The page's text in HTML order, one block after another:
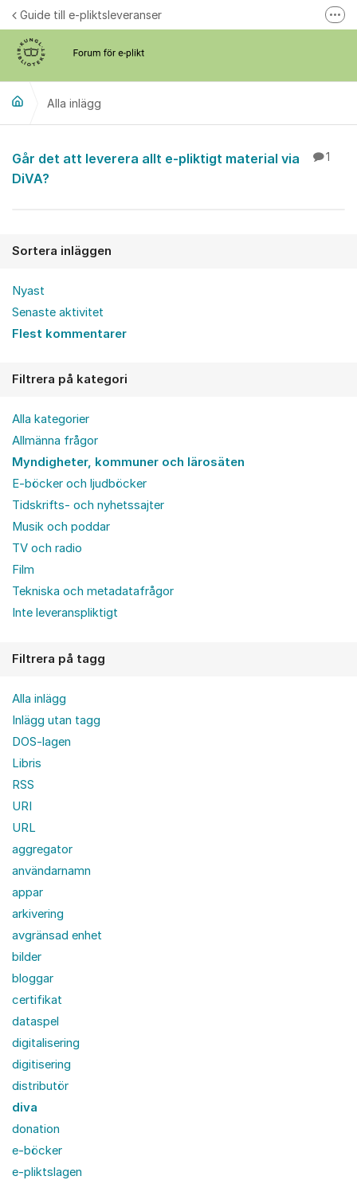
Hoppa till innehåll
Guide till e-pliktsleveranser
Alla inlägg
Alla inlägg
Går det att leverera allt e-pliktigt material via
DiVA?
1
Sortera inläggen
Nyast
Senaste aktivitet
Flest kommentarer
Filtrera på kategori
Alla kategorier
Allmänna frågor
Myndigheter, kommuner och lärosäten
E-böcker och ljudböcker
Tidskrifts- och nyhetssajter
Musik och poddar
TV och radio
Film
Tekniska och metadatafrågor
Inte leveranspliktigt
Filtrera på tagg
Alla inlägg
Inlägg utan tagg
DOS-lagen
Libris
RSS
URI
URL
aggregator
användarnamn
appar
arkivering
avgränsad enhet
bilder
bloggar
certifikat
dataspel
digitalisering
digitisering
distributör
diva
donation
e-böcker
e-pliktslagen